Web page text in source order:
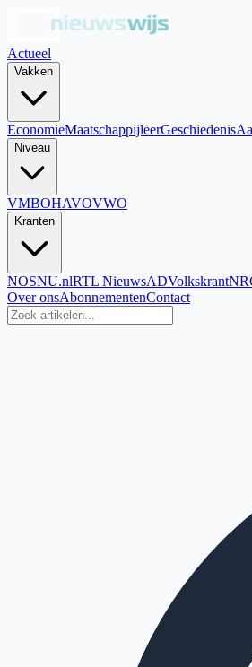
Actueel
Vakken
EconomieMaatschappijleerGeschiedenis
Niveau
VMBOHAVOVWO
Kranten
NOSNU.nlRTL NieuwsADVolkskrant
Over onsAbonnementenContact